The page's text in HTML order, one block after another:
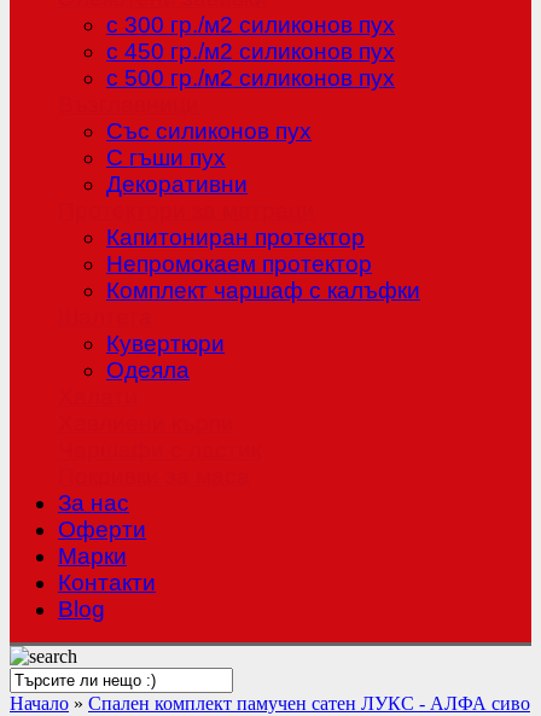
с 300 гр./м2 силиконов пух
с 450 гр./м2 силиконов пух
с 500 гр./м2 силиконов пух
Със силиконов пух
С гъши пух
Декоративни
Капитониран протектор
Непромокаем протектор
Комплект чаршаф с калъфки
Кувертюри
Одеяла
За нас
Оферти
Mарки
Контакти
Blog
Начало » Спален комплект памучен сатен ЛУКС - АЛФА сиво